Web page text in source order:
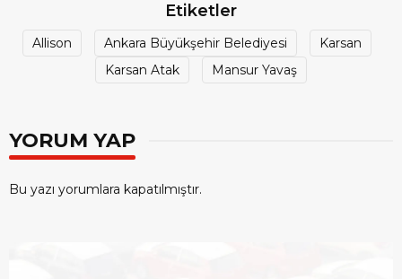
Etiketler
Allison Ankara Büyükşehir Belediyesi
Karsan
Karsan Atak
Mansur Yavaş
YORUM YAP
Bu yazı yorumlara kapatılmıştır.